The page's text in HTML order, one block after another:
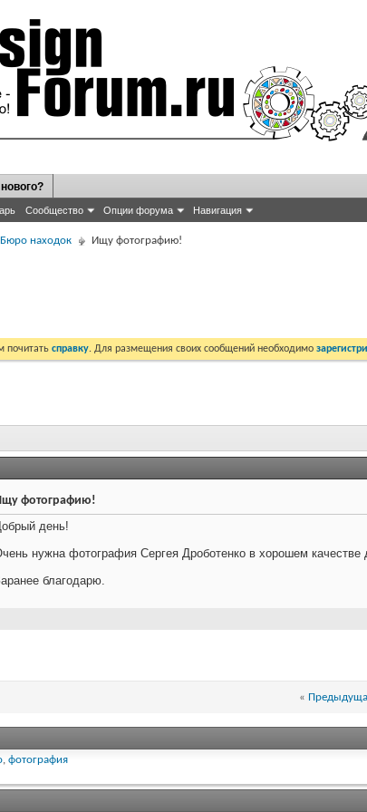
Сообщество Опции форума Навигация
Бюро находок Ищу фотографию!
почитать справку. Для размещения своих сообщений необходимо
фотографию!
день!
нужна фотография Сергея Дроботенко в хорошем качестве
благодарю.
«
, фотография